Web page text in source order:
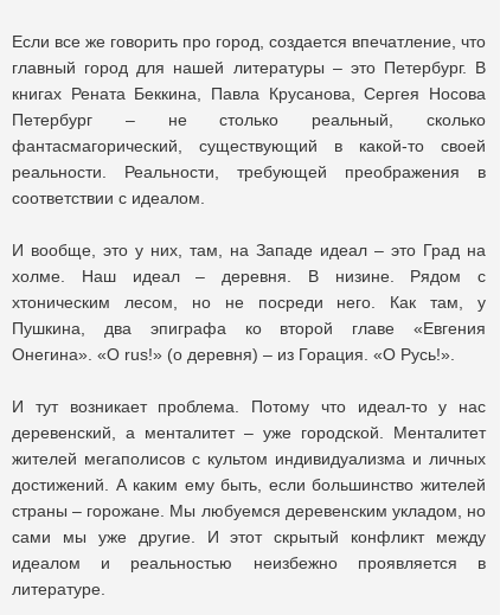
Если все же говорить про город, создается впечатление, что
главный город для нашей литературы – это Петербург. В
книгах Рената Беккина, Павла Крусанова, Сергея Носова
Петербург – не столько реальный, сколько
фантасмагорический, существующий в какой-то своей
реальности. Реальности, требующей преображения в
соответствии с идеалом.
И вообще, это у них, там, на Западе идеал – это Град на
холме. Наш идеал – деревня. В низине. Рядом с
хтоническим лесом, но не посреди него. Как там, у
Пушкина, два эпиграфа ко второй главе «Евгения
Онегина». «O rus!» (о деревня) – из Горация. «О Русь!».
И тут возникает проблема. Потому что идеал-то у нас
деревенский, а менталитет – уже городской. Менталитет
жителей мегаполисов с культом индивидуализма и личных
достижений. А каким ему быть, если большинство жителей
страны – горожане. Мы любуемся деревенским укладом, но
сами мы уже другие. И этот скрытый конфликт между
идеалом и реальностью неизбежно проявляется в
литературе.